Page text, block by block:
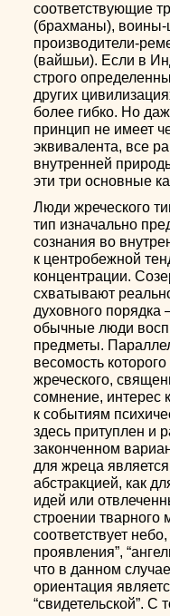
соответствующие
(брахманы), воины-
производители-
(вайшьи). Если в
строго
других
более гибко. Но
принцип не имеет
эквивалента, все
внутренней
эти три основные
Люди жреческого
тип изначально
сознания во
к центробежной
концентрации.
схватывают
духовного порядка
обычные люди
предметы.
весомость
жреческого,
сомнение, интерес
к событиям
здесь притуплен и
законченном
для жреца
абстракцией, как
идей или
строении тварного
соответствует
проявления”,
что в данном
ориентация
“свидетельской”. С